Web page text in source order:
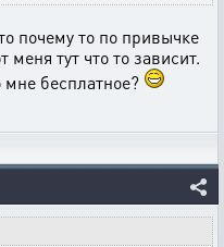
почему то по привычке
меня тут что то зависит.
бесплатное?